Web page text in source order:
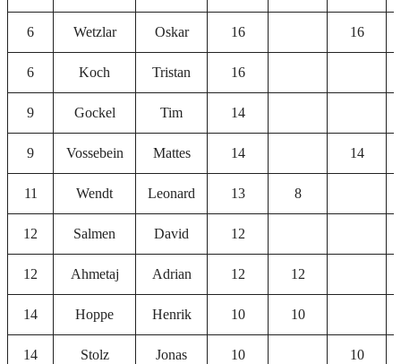
6 Wetzlar Oskar 16 16
6 Koch Tristan 16
9 Gockel Tim 14
9 Vossebein Mattes 14 14
11 Wendt Leonard 13 8
12 Salmen David 12
12 Ahmetaj Adrian 12 12
14 Hoppe Henrik 10 10
14 Stolz Jonas 10 10